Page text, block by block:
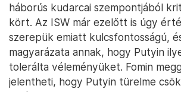
háborús kudarcai szempontjából
kört. Az ISW már ezelőtt is úgy
szerepük emiatt kulcsfontosságú,
magyarázata annak, hogy Putyin
tolerálta véleményüket. Fomin
jelentheti, hogy Putyin türelme